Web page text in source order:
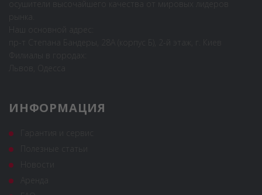
ИНФОРМАЦИЯ